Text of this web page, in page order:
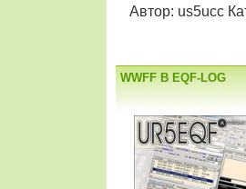
Автор: us5ucc
WWFF В EQF-LOG